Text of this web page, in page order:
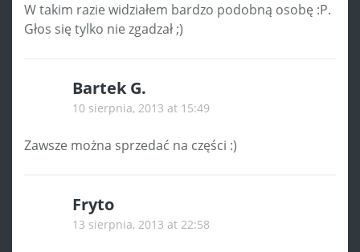
W takim razie widziałem bardzo podobną osobę :P.
Głos się tylko nie zgadzał ;)
Bartek G.
10 sierpnia, 2013 at 15:49
Zawsze można sprzedać na części :)
Fryto
13 sierpnia, 2013 at 22:58